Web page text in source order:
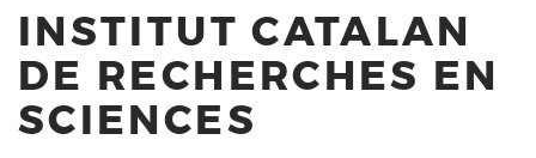
INSTITUT CATALAN
DE RECHERCHES EN
SCIENCES